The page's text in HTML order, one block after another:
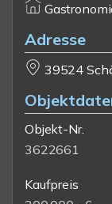
Adresse
39524
Objekt-Nr.
3622661
Kaufpreis